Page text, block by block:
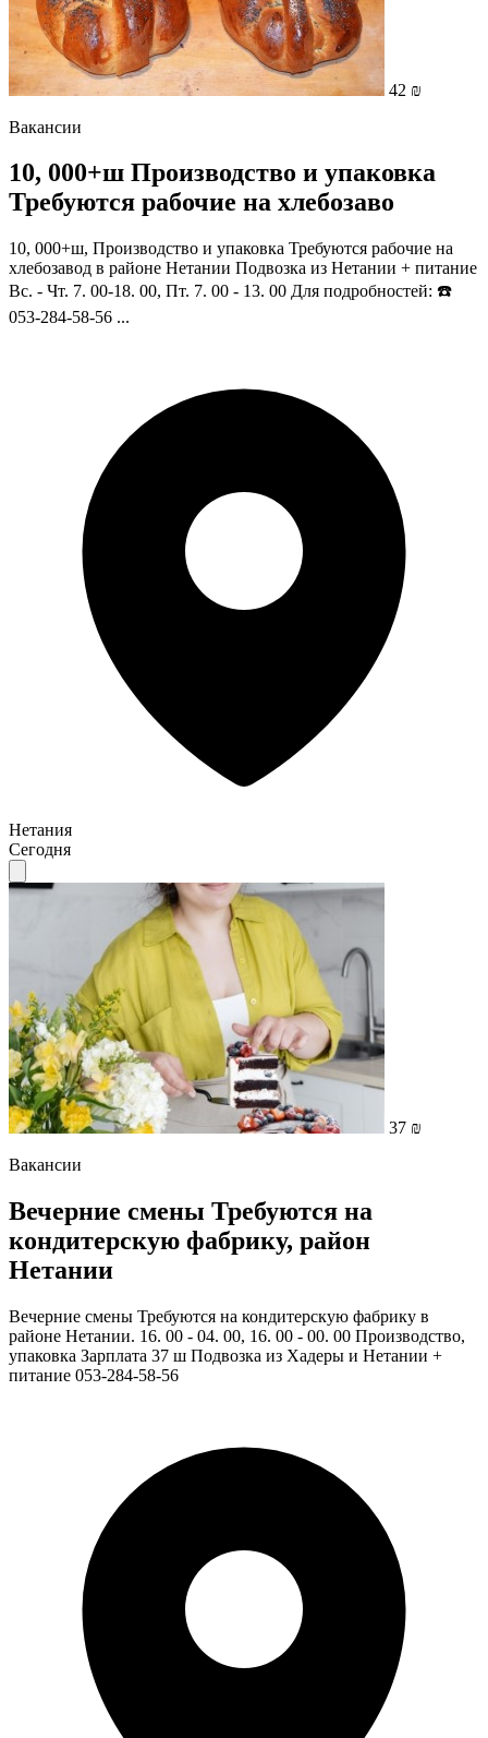
42 ₪
Вакансии
10, 000+ш Производство и упаковка
Требуются рабочие на хлебозаво
10, 000+ш, Производство и упаковка Требуются рабочие на
хлебозавод в районе Нетании Подвозка из Нетании + питание
Вс. - Чт. 7. 00-18. 00, Пт. 7. 00 - 13. 00 Для подробностей: ☎️
053-284-58-56 ...
Нетания
Сегодня
37 ₪
Вакансии
Вечерние смены Требуются на
кондитерскую фабрику, район
Нетании
Вечерние смены Требуются на кондитерскую фабрику в
районе Нетании. 16. 00 - 04. 00, 16. 00 - 00. 00 Производство,
упаковка Зарплата 37 ш Подвозка из Хадеры и Нетании +
питание 053-284-58-56